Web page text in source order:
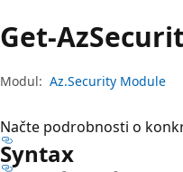
Get-Az
Modul: Az.Security Module
Načte podrobnosti o
Syntax